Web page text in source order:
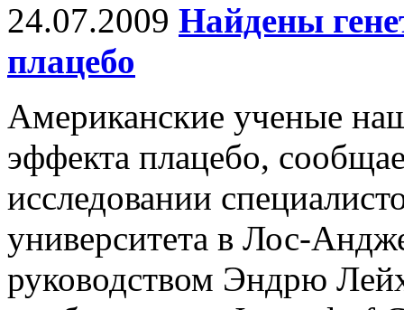
24.07.2009 Найдены
плацебо
Американские ученые
эффекта плацебо,
исследовании
университета в Лос-
руководством Эндрю